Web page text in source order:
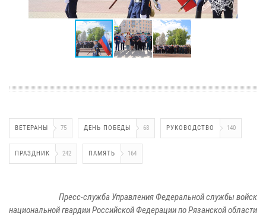
ВЕТЕРАНЫ 75 ДЕНЬ ПОБЕДЫ 68 РУКОВОДСТВО 140
ПРАЗДНИК 242 ПАМЯТЬ 164
Пресс-служба Управления Федеральной службы войск
национальной гвардии Российской Федерации по Рязанской области